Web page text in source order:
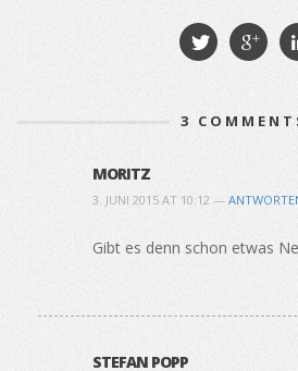
3
MORITZ
3. JUNI 2015 AT 10:12 —
Gibt es denn schon etwas
STEFAN POPP